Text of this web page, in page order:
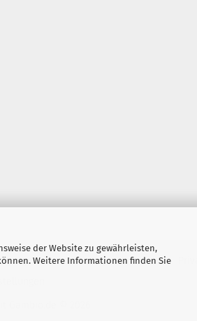
der Website zu gewährleisten,
Weitere Informationen finden Sie
Kontakt Impressum AGB